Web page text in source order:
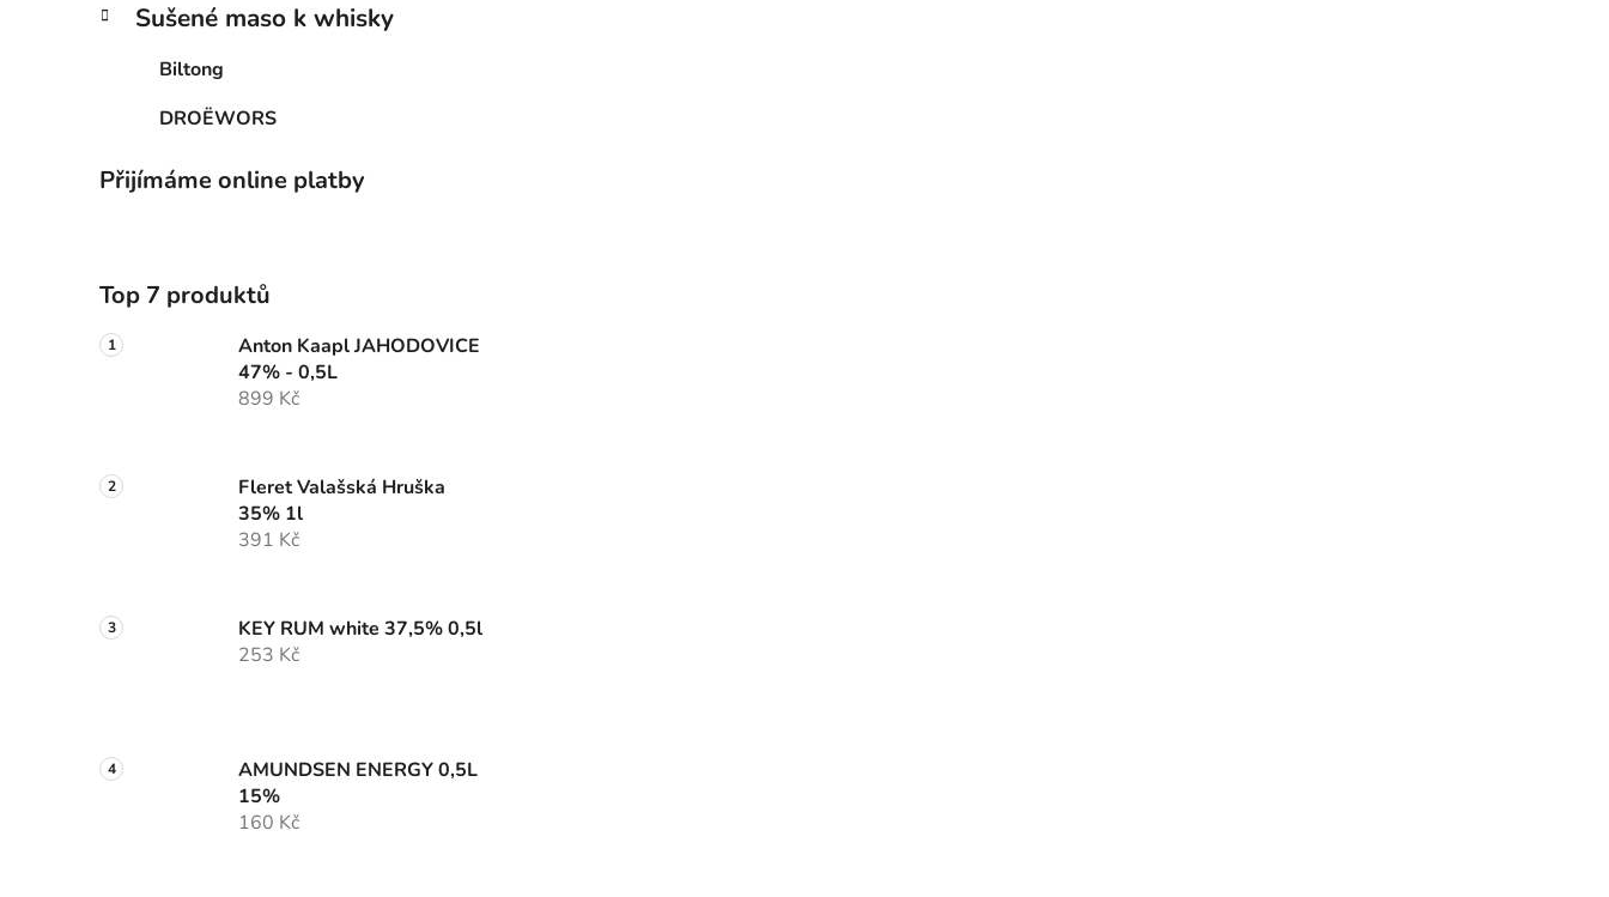
Sušené maso k whisky
Biltong
DROËWORS
Přijímáme online platby
Top 7 produktů
Anton Kaapl JAHODOVICE
47% - 0,5L
899 Kč
Fleret Valašská Hruška
35% 1l
391 Kč
KEY RUM white 37,5% 0,5l
253 Kč
AMUNDSEN ENERGY 0,5L
15%
160 Kč